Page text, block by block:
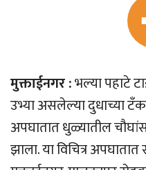
मुक्ताईनगर :भल्या पहाटे
उभ्या असलेल्या दुधाच्या
अपघातात धुळ्यातील
झाला. या विचित्र